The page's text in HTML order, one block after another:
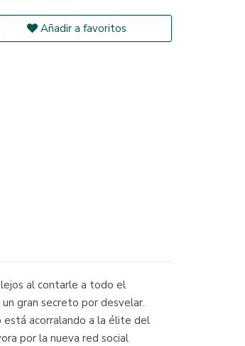
Añadir a favoritos
al contarle a todo el
gran secreto por desvelar.
está acorralando a la élite del
por la nueva red social